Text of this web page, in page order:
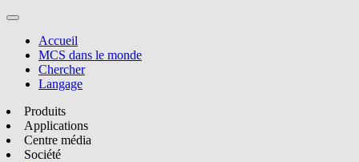
Accueil
MCS dans le monde
Chercher
Langage
Produits
Applications
Centre média
Société